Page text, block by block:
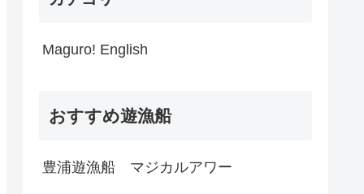
Maguro! English
おすすめ遊漁船
豊浦遊漁船 マジカルアワー